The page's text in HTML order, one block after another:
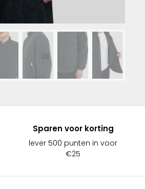
Sparen voor korting
lever 500 punten in voor
€25